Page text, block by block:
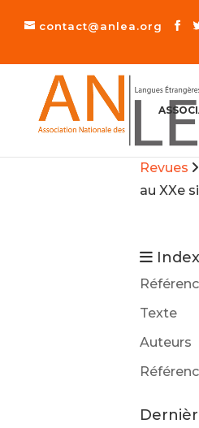
contact@anlea.org
U
E
IRevues
au XXe
Texte
Auteurs